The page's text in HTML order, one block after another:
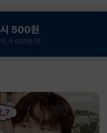
시 500원
시 600원 더!